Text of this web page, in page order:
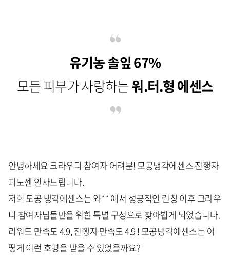
유기농 솔잎 67%
모든 피부가 사랑하는워.터.형 에센스
안녕하세요 크라우디 참여자 어려분! 모공냉각에센스 진행자
피노젠 인사드립니다.
저희 모공 냉각에센스는 와** 에서 성공적인 런칭 이후 크라우
디 참여자님들만을 위한 특별 구성으로 찾아뵙게 되었습니다.
리워드 만족도 4.9, 진행자 만족도 4.9 ! 모공냉각에센스는 어
떻게 이런 호평을 받을 수 있었을까요?